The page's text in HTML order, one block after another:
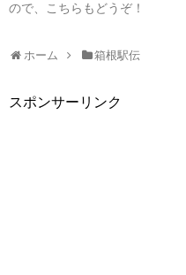
ので、こちらもどうぞ！
ホーム 箱根駅伝
スポンサーリンク